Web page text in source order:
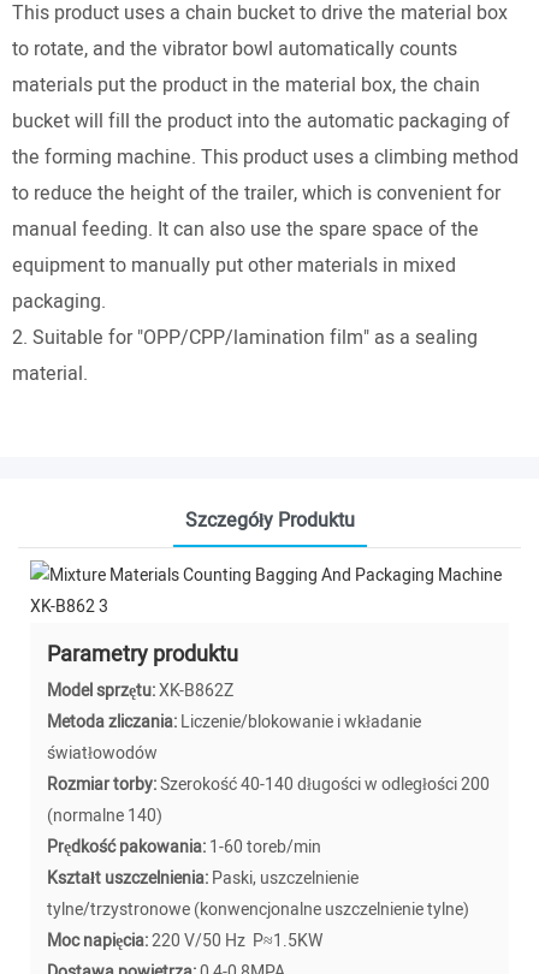
This product uses a chain bucket to drive the material box
to rotate, and the vibrator bowl automatically counts
materials put the product in the material box, the chain
bucket will fill the product into the automatic packaging of
the forming machine. This product uses a climbing method
to reduce the height of the trailer, which is convenient for
manual feeding. It can also use the spare space of the
equipment to manually put other materials in mixed
packaging.
2. Suitable for "OPP/CPP/lamination film" as a sealing
material.
Szczegóły Produktu
Parametry produktu
Model sprzętu:XK-B862Z
Metoda zliczania:Liczenie/blokowanie i wkładanie
światłowodów
Rozmiar torby:Szerokość 40-140 długości w odległości 200
(normalne 140)
Prędkość pakowania:1-60 toreb/min
Kształt uszczelnienia:Paski, uszczelnienie
tylne/trzystronowe (konwencjonalne uszczelnienie tylne)
Moc napięcia:220 V/50 Hz P≈1.5KW